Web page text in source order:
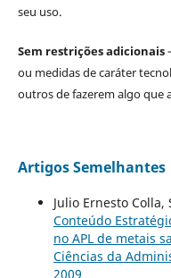
seu uso.
Sem restrições adicionais
ou medidas de caráter
outros de fazerem algo que
Artigos Semelhantes
Julio Ernesto Colla,
Conteúdo
no APL de metais
Ciências da
2009